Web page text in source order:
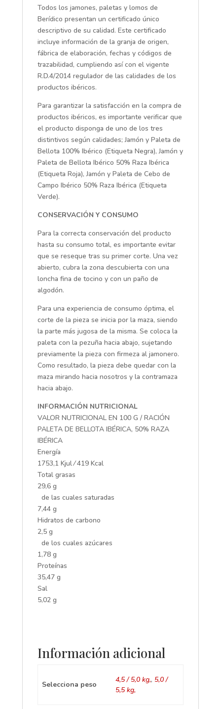
Todos los jamones, paletas y lomos de
Berídico presentan un certificado único
descriptivo de su calidad. Este certificado
incluye información de la granja de origen,
fábrica de elaboración, fechas y códigos de
trazabilidad, cumpliendo así con el vigente
R.D.4/2014 regulador de las calidades de los
productos ibéricos.
Para garantizar la satisfacción en la compra de
productos ibéricos, es importante verificar que
el producto disponga de uno de los tres
distintivos según calidades; Jamón y Paleta de
Bellota 100% Ibérico (Etiqueta Negra), Jamón y
Paleta de Bellota Ibérico 50% Raza Ibérica
(Etiqueta Roja), Jamón y Paleta de Cebo de
Campo Ibérico 50% Raza Ibérica (Etiqueta
Verde).
CONSERVACIÓN Y CONSUMO
Para la correcta conservación del producto
hasta su consumo total, es importante evitar
que se reseque tras su primer corte. Una vez
abierto, cubra la zona descubierta con una
loncha fina de tocino y con un paño de
algodón.
Para una experiencia de consumo óptima, el
corte de la pieza se inicia por la maza, siendo
la parte más jugosa de la misma. Se coloca la
paleta con la pezuña hacia abajo, sujetando
previamente la pieza con firmeza al jamonero.
Como resultado, la pieza debe quedar con la
maza mirando hacia nosotros y la contramaza
hacia abajo.
INFORMACIÓN NUTRICIONAL
VALOR NUTRICIONAL EN 100 G / RACIÓN
PALETA DE BELLOTA IBÉRICA, 50% RAZA
IBÉRICA
Energía
1753,1 Kjul ⁄ 419 Kcal
Total grasas
29,6 g
de las cuales saturadas
7,44 g
Hidratos de carbono
2,5 g
de los cuales azúcares
1,78 g
Proteínas
35,47 g
Sal
5,02 g
Información adicional
Selecciona peso
4,5 / 5,0 kg,, 5,0 /
5,5 kg,